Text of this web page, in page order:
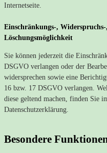
Internetseite.
Einschränkungs-,
Löschungsmöglichkeit
Sie können jederzeit die
DSGVO verlangen oder der
widersprechen sowie eine
16 bzw. 17 DSGVO verlangen.
diese geltend machen, finden Sie
Datenschutzerklärung.
Besondere